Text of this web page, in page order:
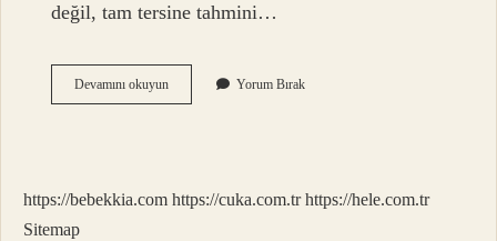
değil, tam tersine tahmini…
Devamını okuyunAyet
Meali
Yorum Bırak
https://bebekkia.com https://cuka.com.tr https://hele.com.tr
Sitemap